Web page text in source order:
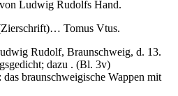
Ludwig Rudolfs Hand.
… Tomus Vtus.
Rudolf, Braunschweig, d. 13.
dazu . (Bl. 3v)
braunschweigische Wappen mit